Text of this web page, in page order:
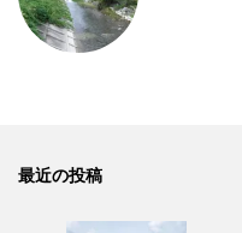
最近の投稿